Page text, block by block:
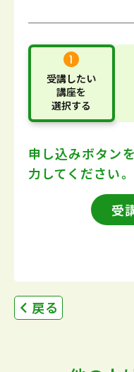
受講したい
講座を
選択する
申し込みボタン
力してください。
受
戻る